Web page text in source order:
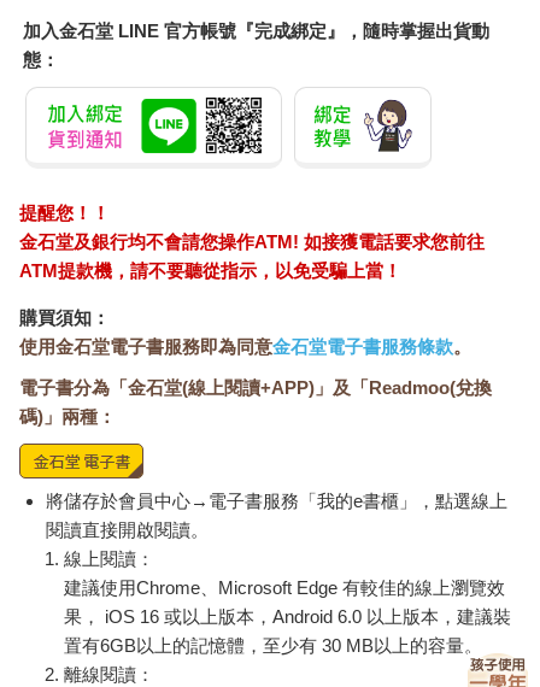
投資收益年度申報期間屆滿之翌日起5年內，可申請扣抵或退稅；
交易CFC股權時，也可以減除已計算該CFC營利所得餘額。
依《所得稅法》規定，我國營利事業須就境內外所得合併課稅，
但許多境外公司的實際管理處所（Place of Effective
Management；PEM）其實在我國境內，我國政府卻無課稅的權
處所在我國境內的境外公司，視為總機構在我國境內之營利事業
課稅，須依法辦理營利事業所得稅暫繳、結算、未分配盈餘、所
得基本稅額申報並繳納稅款，還要履行扣繳義務等其他《所得稅
法》及其他相關法律規定。若外國企業同時符合CFC條件及PEM
條件時，優先適用PEM規定。
上述CFC制度，在《境外資金匯回管理運用及課稅條例》落日
後，已經行政院核定自2023年1月1日施行。PEM制度則尚未施
行，要視「兩岸租稅協協議之執行情形」、「國際間按《共同申
報準則》執行稅務用途金融帳戶資訊自動交換之狀況」，並完成
「相關子法規之規劃及落實宣導」後決定正式施行日期。
共同申報準則
過去跨國之間的金融帳戶資訊及稅務資訊不流通，因此不少納稅
義務人藉此漏報海外所得或隱匿海外資產。2010年美國通過《海
外帳戶稅收遵從法》（FATCA），俗稱「肥咖條款」，要求各國
配合回報全球各地美國人的金融帳戶，雖然初期面臨不少質疑，
但也讓世界各國注意到金融帳戶資訊自動交換的可行性。
加入金石堂 LINE 官方帳號『完成綁定』，隨時掌握出貨動
態：
提醒您！！
金石堂及銀行均不會請您操作ATM! 如接獲電話要求您前往
ATM提款機，請不要聽從指示，以免受騙上當！
購買須知：
使用金石堂電子書服務即為同意金石堂電子書服務條款。
電子書分為「金石堂(線上閱讀+APP)」及「Readmoo(兌換
碼)」兩種：
將儲存於會員中心→電子書服務「我的e書櫃」，點選線上
閱讀直接開啟閱讀。
線上閱讀：
建議使用Chrome、Microsoft Edge 有較佳的線上瀏覽效
果， iOS 16 或以上版本，Android 6.0 以上版本，建議裝
置有6GB以上的記憶體，至少有 30 MB以上的容量。
離線閱讀：